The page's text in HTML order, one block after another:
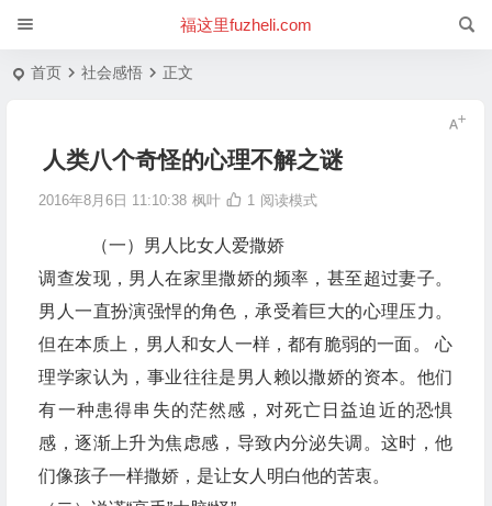
福这里fuzheli.com
首页 社会感悟 正文
人类八个奇怪的心理不解之谜
2016年8月6日 11:10:38 枫叶 1 阅读模式
（一）男人比女人爱撒娇
调查发现，男人在家里撒娇的频率，甚至超过妻子。
男人一直扮演强悍的角色，承受着巨大的心理压力。
但在本质上，男人和女人一样，都有脆弱的一面。 心
理学家认为，事业往往是男人赖以撒娇的资本。他们
有一种患得串失的茫然感，对死亡日益迫近的恐惧
感，逐渐上升为焦虑感，导致内分泌失调。这时，他
们像孩子一样撒娇，是让女人明白他的苦衷。